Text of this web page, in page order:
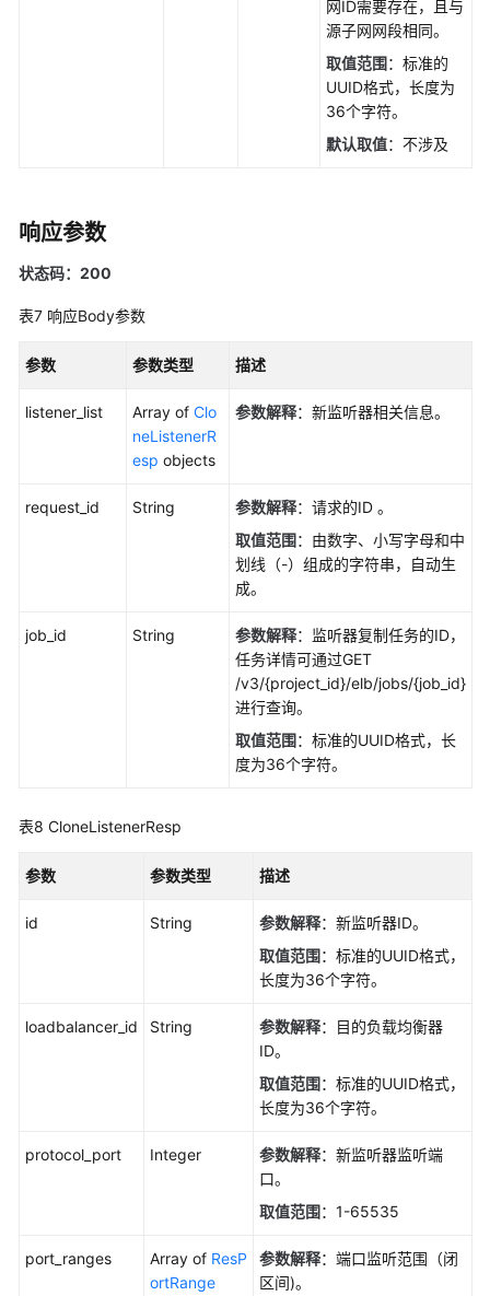
档
用
考
级
源
系
网ID需要存在，且与
源子网网段相同。
取值范围：标准的
UUID格式，长度为
36个字符。
默认取值：不涉及
响应参数
状态码：200
表7 响应Body参数
参数 参数类型 描述
listener_list Array of Clo
neListenerR
esp objects
参数解释：新监听器相关信息。
request_id String 参数解释：请求的ID 。
取值范围：由数字、小写字母和中
划线（-）组成的字符串，自动生
成。
job_id String 参数解释：监听器复制任务的ID，
任务详情可通过GET
/v3/{project_id}/elb/jobs/{job_id}
进行查询。
取值范围：标准的UUID格式，长
度为36个字符。
表8 CloneListenerResp
参数 参数类型 描述
id String 参数解释：新监听器ID。
取值范围：标准的UUID格式，
长度为36个字符。
loadbalancer_id String 参数解释：目的负载均衡器
ID。
取值范围：标准的UUID格式，
长度为36个字符。
protocol_port Integer 参数解释：新监听器监听端
口。
取值范围：1-65535
port_ranges Array of ResP
ortRange
参数解释：端口监听范围（闭
区间)。